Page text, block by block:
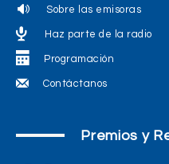
Sobre las emisoras
Haz parte de la radio
Programación
Contáctanos
Premios y